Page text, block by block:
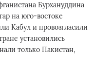
Бурхануддина
на юго-востоке
Кабул и провозгласили
установились
только Пакистан,